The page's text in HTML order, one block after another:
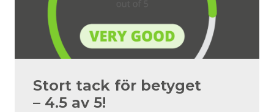
Stort tack för betyget
– 4.5 av 5!